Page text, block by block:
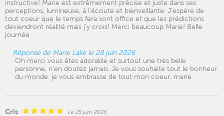
instructive! Marie est extrêmement précise et juste dans ses
perceptions, lumineuse, à l'écoute et bienveillante. J'espère de
tout coeur que le temps fera sont office et que les prédictions
deviendront réalité mais j'y crois! Merci beaucoup Marie! Belle
journée
Réponse de Marie Lalie le 28 juin 2026
Oh merci vous êtes adorable et surtout une très belle
personne, n'en doutez jamais. Je vous souhaite tout le bonheur
du monde. je vous embrasse de tout mon coeur. marie
Cris Le 25 juin 2026